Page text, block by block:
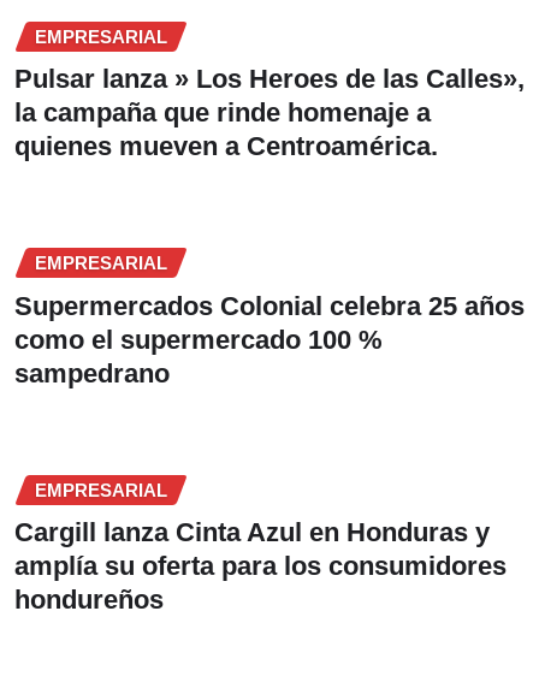
EMPRESARIAL
Pulsar lanza » Los Heroes de las Calles»,
la campaña que rinde homenaje a
quienes mueven a Centroamérica.
EMPRESARIAL
Supermercados Colonial celebra 25 años
como el supermercado 100 %
sampedrano
EMPRESARIAL
Cargill lanza Cinta Azul en Honduras y
amplía su oferta para los consumidores
hondureños